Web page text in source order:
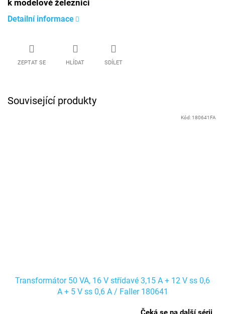
k modelové železnici
Detailní informace
ZEPTAT SE HLÍDAT SDÍLET
Související produkty
Transformátor 50 VA, 16 V střídavé 3,15 A + 12 V ss 0,6
A + 5 V ss 0,6 A / Faller 180641
Kód: 180641FA